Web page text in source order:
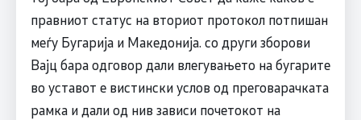
правниот статус на вториот протокол потпишан
меѓу Бугарија и Македонија. со други зборови
Вајц бара одговор дали влегувањето на бугарите
во уставот е вистински услов од преговарачката
рамка и дали од нив зависи почетокот на